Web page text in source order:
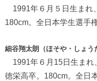
1991年６月５日生まれ
180cm。全日本学生選手
細谷翔太朗（ほそや・しょう
1991年６月15日生まれ
徳栄高卒。180cm。全日